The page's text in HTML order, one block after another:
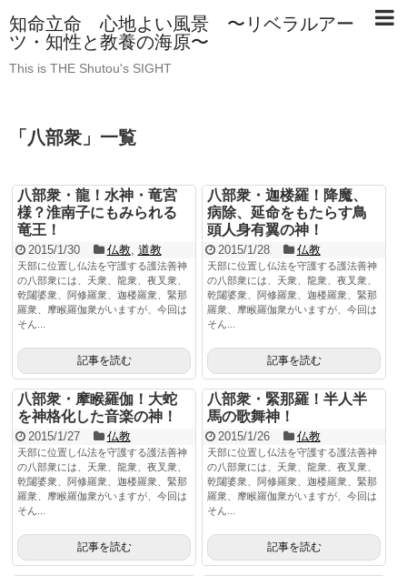
知命立命 心地よい風景 〜リベラルアー
ツ・知性と教養の海原〜
This is THE Shutou's SIGHT
「 八部衆 」 一覧
八部衆・龍！水神・竜宮
様？淮南子にもみられる
竜王！
2015/1/30 仏教, 道教
天部に位置し仏法を守護する護法善神
の八部衆には、天衆、龍衆、夜叉衆、
乾闥婆衆、阿修羅衆、迦楼羅衆、緊那
羅衆、摩睺羅伽衆がいますが、今回は
そん...
記事を読む
八部衆・迦楼羅！降魔、
病除、延命をもたらす鳥
頭人身有翼の神！
2015/1/28 仏教
天部に位置し仏法を守護する護法善神
の八部衆には、天衆、龍衆、夜叉衆、
乾闥婆衆、阿修羅衆、迦楼羅衆、緊那
羅衆、摩睺羅伽衆がいますが、今回は
そん...
記事を読む
八部衆・摩睺羅伽！大蛇
を神格化した音楽の神！
2015/1/27 仏教
天部に位置し仏法を守護する護法善神
の八部衆には、天衆、龍衆、夜叉衆、
乾闥婆衆、阿修羅衆、迦楼羅衆、緊那
羅衆、摩睺羅伽衆がいますが、今回は
そん...
記事を読む
八部衆・緊那羅！半人半
馬の歌舞神！
2015/1/26 仏教
天部に位置し仏法を守護する護法善神
の八部衆には、天衆、龍衆、夜叉衆、
乾闥婆衆、阿修羅衆、迦楼羅衆、緊那
羅衆、摩睺羅伽衆がいますが、今回は
そん...
記事を読む